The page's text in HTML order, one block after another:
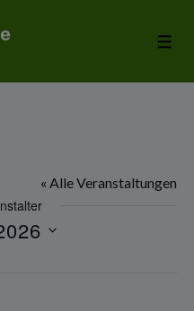
« Alle Veranstaltungen